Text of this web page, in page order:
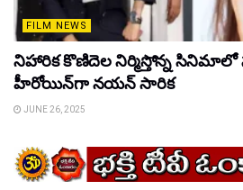
FILM NEWS
నిహారిక కొణిదెల నిర్మిస్తోన్న సినిమాలో
హీరోయిన్‌గా నయన్ సారిక
JUNE 26, 2025